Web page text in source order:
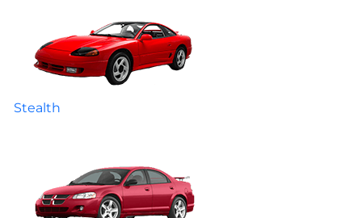
Stealth